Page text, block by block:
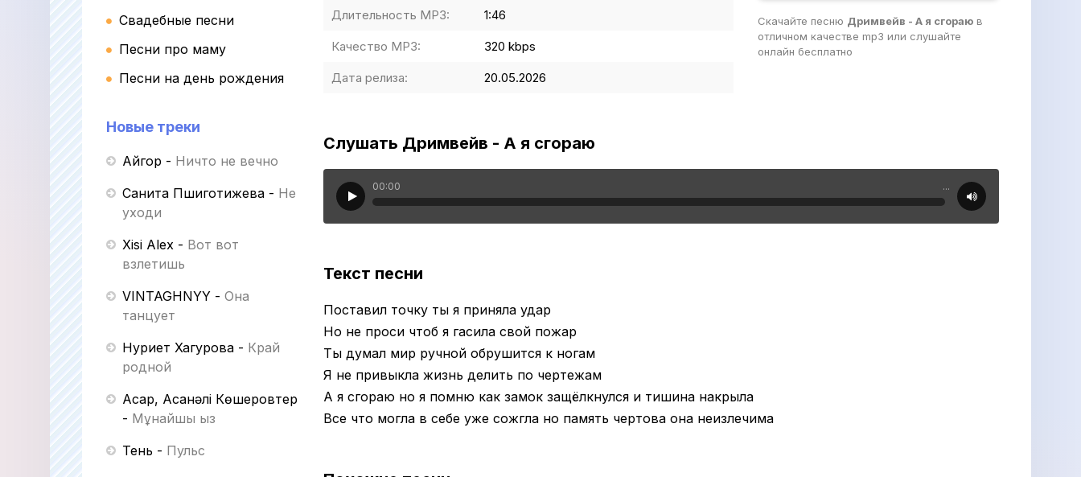
Свадебные песни
Песни про маму
Песни на день рождения
Новые треки
Айгор - Ничто не вечно
Санита Пшиготижева - Не
уходи
Xisi Alex - Вот вот
взлетишь
VINTAGHNYY - Она
танцует
Нуриет Хагурова - Край
родной
Асқар, Асанәлі Көшеровтер
- Мұнайшы қыз
Тень - Пульс
Длительность MP3: 1:46
Качество MP3: 320 kbps
Дата релиза: 20.05.2026
Скачайте песню Дримвейв - А я сгораю в
отличном качестве mp3 или слушайте
онлайн бесплатно
Слушать Дримвейв - А я сгораю
00:00 ...
Текст песни
Поставил точку ты я приняла удар
Но не проси чтоб я гасила свой пожар
Ты думал мир ручной обрушится к ногам
Я не привыкла жизнь делить по чертежам
А я сгораю но я помню как замок защёлкнулся и тишина накрыла
Все что могла в себе уже сожгла но память чертова она неизлечима